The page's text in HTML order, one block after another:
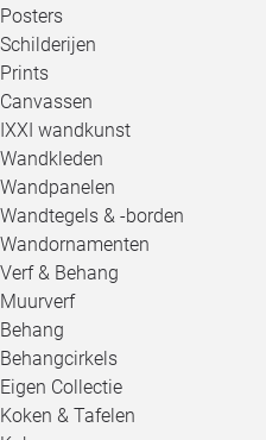
Posters
Schilderijen
Prints
Canvassen
IXXI wandkunst
Wandkleden
Wandpanelen
Wandtegels & -borden
Wandornamenten
Verf & Behang
Muurverf
Behang
Behangcirkels
Eigen Collectie
Koken & Tafelen